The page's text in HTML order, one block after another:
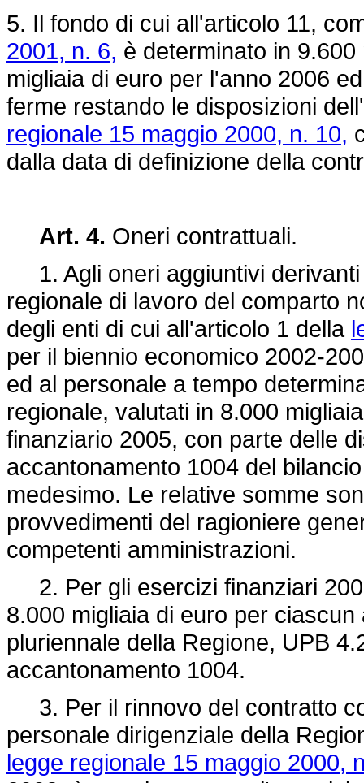
5. Il fondo di cui all'articolo 11,
2001, n. 6, è determinato in
migliaia di euro per l'anno 2006
ferme restando le disposizioni
regionale 15 maggio 2000, n. 10,
dalla data di definizione della
Art. 4. Oneri contrattuali.
1. Agli oneri aggiuntivi derivanti
regionale di lavoro del comparto
degli enti di cui all'articolo 1 della
per il biennio economico 2002-
ed al personale a tempo
regionale, valutati in 8.000
finanziario 2005, con parte delle
accantonamento 1004 del
medesimo. Le relative somme
provvedimenti del ragioniere
competenti amministrazioni.
2. Per gli esercizi finanziari
8.000 migliaia di euro per
pluriennale della Regione, UPB
accantonamento 1004.
3. Per il rinnovo del contratto
personale dirigenziale della
legge regionale 15 maggio 2000,